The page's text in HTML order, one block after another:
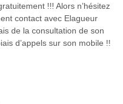
!!! Alors n’hésitez
contact avec Elagueur
de la consultation de son
d’appels sur son mobile !!